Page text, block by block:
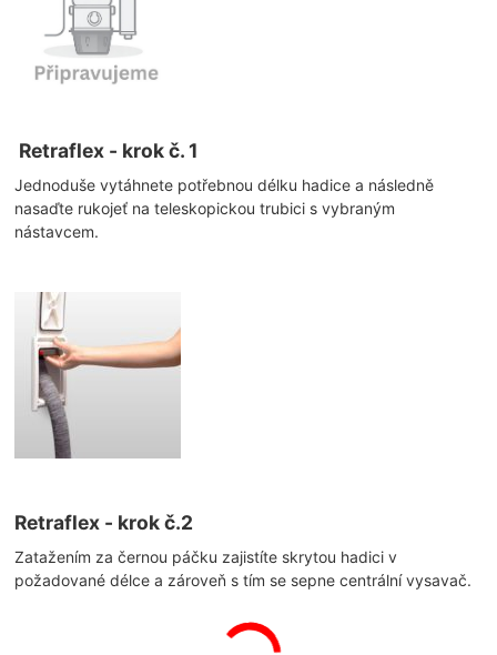
Retraflex - krok č. 1
Jednoduše vytáhnete potřebnou délku hadice a následně
nasaďte rukojeť na teleskopickou trubici s vybraným
nástavcem.
Retraflex - krok č.2
Zatažením za černou páčku zajistíte skrytou hadici v
požadované délce a zároveň s tím se sepne centrální vysavač.